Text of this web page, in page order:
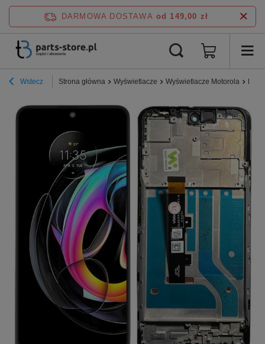
DARMOWA DOSTAWA od 149,00 zł
Wstecz Strona główna Wyświetlacze Wyświetlacze Motorola